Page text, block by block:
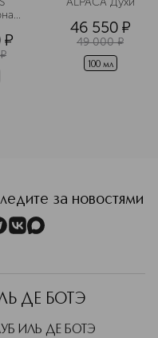
¤
¤
46 550 ¤
49 000 ¤
100 мл
за новостями
ДЕ БОТЭ
ИЛЬ ДЕ БОТЭ